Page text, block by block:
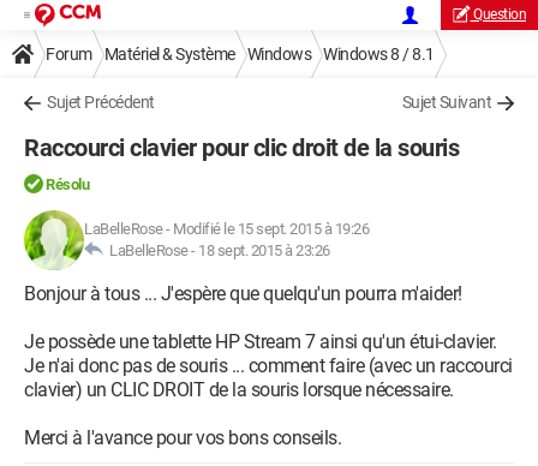
Question
Forum Matériel & Système Windows Windows 8 / 8.1
Sujet Précédent Sujet Suivant
Raccourci clavier pour clic droit de la souris
Résolu
LaBelleRose- Modifié le 15 sept. 2015 à 19:26
LaBelleRose - 18 sept. 2015 à 23:26
Bonjour à tous ... J'espère que quelqu'un pourra m'aider!
Je possède une tablette HP Stream 7 ainsi qu'un étui-clavier.
Je n'ai donc pas de souris ... comment faire (avec un raccourci
clavier) un CLIC DROIT de la souris lorsque nécessaire.
Merci à l'avance pour vos bons conseils.